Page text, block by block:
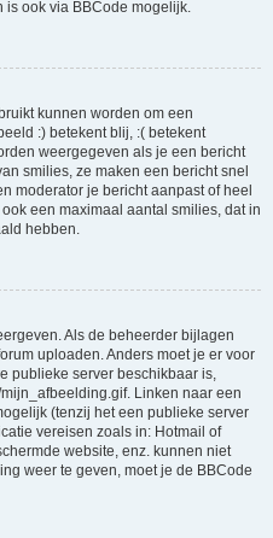
is ook via BBCode mogelijk.
kunnen worden om een
:) betekent blij, :( betekent
weergegeven als je een bericht
smilies, ze maken een bericht snel
moderator je bericht aanpast of heel
een maximaal aantal smilies, dat in
hebben.
Als de beheerder bijlagen
uploaden. Anders moet je er voor
publieke server beschikbaar is,
Linken naar een
(tenzij het een publieke server
vereisen zoals in: Hotmail of
website, enz. kunnen niet
weer te geven, moet je de BBCode